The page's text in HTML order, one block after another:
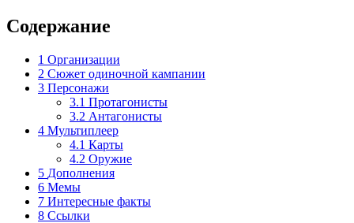
Содержание
1 Организации
2 Сюжет одиночной кампании
3 Персонажи
3.1 Протагонисты
3.2 Антагонисты
4 Мультиплеер
4.1 Карты
4.2 Оружие
5 Дополнения
6 Мемы
7 Интересные факты
8 Ссылки